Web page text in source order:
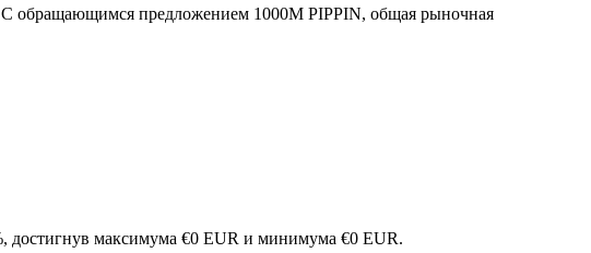
обращающимся предложением 1000M PIPPIN, общая рыночная
достигнув максимума €0 EUR и минимума €0 EUR.